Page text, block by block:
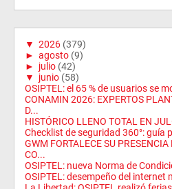
▼ 2026 (379)
► agosto (9)
► julio (42)
▼
junio (58)
OSIPTEL: el 65 % de usuarios se
CONAMIN 2026: EXPERTOS
D...
HISTÓRICO LLENO TOTAL EN
Checklist de seguridad 360°: guía
GWM FORTALECE SU
CO...
OSIPTEL: nueva Norma de
OSIPTEL: desempeño del internet